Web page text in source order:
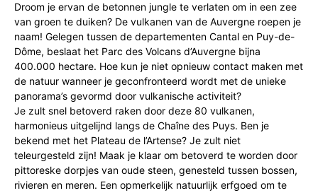
Droom je ervan de betonnen jungle te verlaten om in een zee
van groen te duiken? De vulkanen van de Auvergne roepen je
naam! Gelegen tussen de departementen Cantal en Puy-de-
Dôme, beslaat het Parc des Volcans d’Auvergne bijna
400.000 hectare. Hoe kun je niet opnieuw contact maken met
de natuur wanneer je geconfronteerd wordt met de unieke
panorama’s gevormd door vulkanische activiteit?
Je zult snel betoverd raken door deze 80 vulkanen,
harmonieus uitgelijnd langs de Chaîne des Puys. Ben je
bekend met het Plateau de l’Artense? Je zult niet
teleurgesteld zijn! Maak je klaar om betoverd te worden door
pittoreske dorpjes van oude steen, genesteld tussen bossen,
rivieren en meren. Een opmerkelijk natuurlijk erfgoed om te